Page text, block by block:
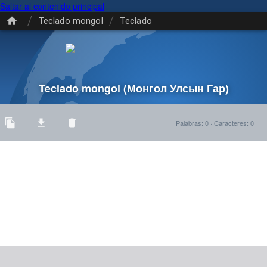
Saltar al contenido principal
/ Teclado mongol / Teclado
Teclado mongol (Монгол Улсын Гар)
Palabras: 0 · Caracteres: 0